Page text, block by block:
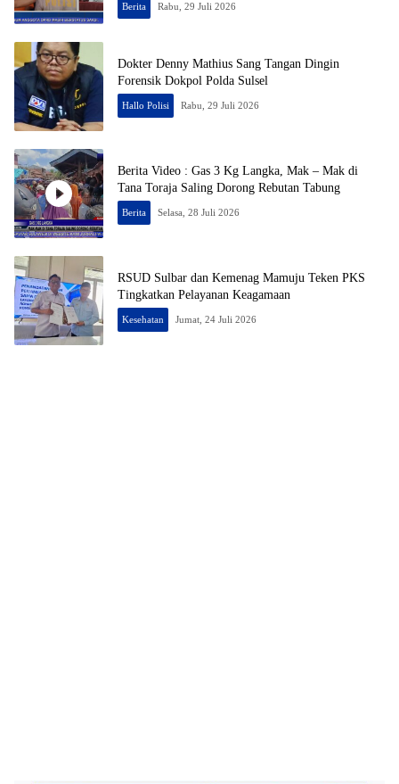
Berita Rabu, 29 Juli 2026
Dokter Denny Mathius Sang Tangan Dingin
Forensik Dokpol Polda Sulsel
Hallo Polisi Rabu, 29 Juli 2026
Berita Video : Gas 3 Kg Langka, Mak – Mak di
Tana Toraja Saling Dorong Rebutan Tabung
Berita Selasa, 28 Juli 2026
RSUD Sulbar dan Kemenag Mamuju Teken PKS
Tingkatkan Pelayanan Keagamaan
Kesehatan Jumat, 24 Juli 2026